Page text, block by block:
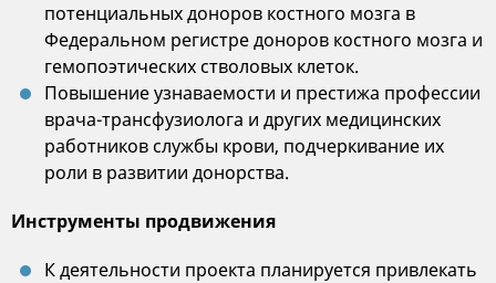
потенциальных доноров костного мозга в
Федеральном регистре доноров костного мозга и
гемопоэтических стволовых клеток.
Повышение узнаваемости и престижа профессии
врача-трансфузиолога и других медицинских
работников службы крови, подчеркивание их
роли в развитии донорства.
Инструменты продвижения
К деятельности проекта планируется привлекать